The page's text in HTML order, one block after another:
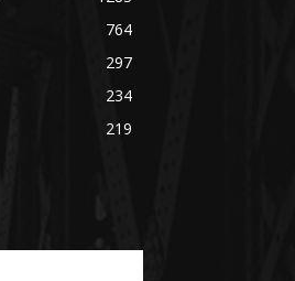
764
297
234
219